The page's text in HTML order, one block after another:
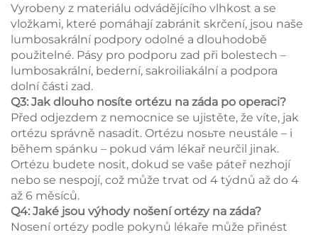
Vyrobeny z materiálu odvádějícího vlhkost a se
vložkami, které pomáhají zabránit skrčení, jsou naše
lumbosakrální podpory odolné a dlouhodobě
použitelné. Pásy pro podporu zad při bolestech –
lumbosakrální, bederní, sakroiliakální a podpora
dolní části zad.
Q3: Jak dlouho nosíte ortézu na záda po operaci?
Před odjezdem z nemocnice se ujistěte, že víte, jak
ortézu správně nasadit. Ortézu nosьте neustále – i
během spánku – pokud vám lékař neurčil jinak.
Ortézu budete nosit, dokud se vaše páteř nezhojí
nebo se nespojí, což může trvat od 4 týdnů až do 4
až 6 měsíců.
Q4: Jaké jsou výhody nošení ortézy na záda?
Nosení ortézy podle pokynů lékaře může přinést